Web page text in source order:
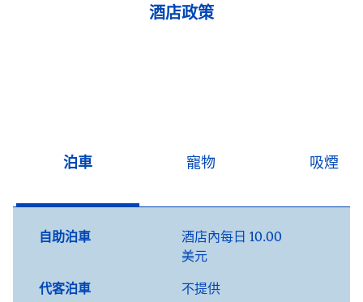
酒店政策
泊車 寵物 吸煙
自助泊車 酒店內每日 10.00
美元
代客泊車
不提供